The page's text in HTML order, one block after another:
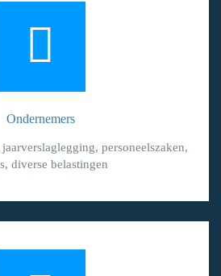
Ondernemers
jaarverslaglegging, personeelszaken,
diverse belastingen